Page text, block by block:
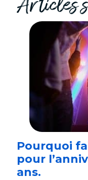
Articles
Pourquoi
pour
ans.